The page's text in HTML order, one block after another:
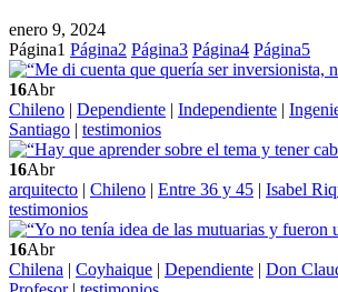
enero 9, 2024
Página1 Página2 Página3 Página4 Página5
16Abr
Chileno | Dependiente | Independiente |
Santiago | testimonios
16Abr
arquitecto | Chileno | Entre 36 y 45 | Isabel
testimonios
16Abr
Chilena | Coyhaique | Dependiente | Don